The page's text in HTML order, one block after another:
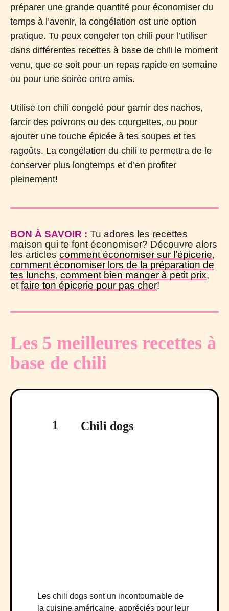
préparer une grande quantité pour économiser du
temps à l’avenir, la congélation est une option
pratique. Tu peux congeler ton chili pour l’utiliser
dans différentes recettes à base de chili le moment
venu, que ce soit pour un repas rapide en semaine
ou pour une soirée entre amis.
Utilise ton chili congelé pour garnir des nachos,
farcir des poivrons ou des courgettes, ou pour
ajouter une touche épicée à tes soupes et tes
ragoûts. La congélation du chili te permettra de le
conserver plus longtemps et d’en profiter
pleinement!
BON À SAVOIR : Tu adores les recettes
maison qui te font économiser? Découvre alors
les articles comment économiser sur l’épicerie,
comment économiser lors de la préparation de
tes lunchs, comment bien manger à petit prix,
et faire ton épicerie pour pas cher!
Les 5 meilleures recettes à
base de chili
1 Chili dogs
Les chili dogs sont un incontournable de
la cuisine américaine, appréciés pour leur